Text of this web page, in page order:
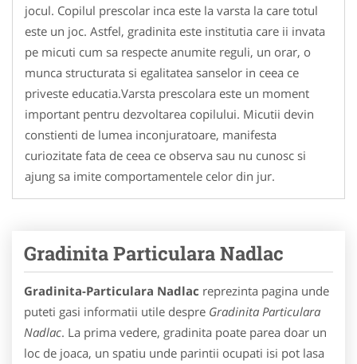
jocul. Copilul prescolar inca este la varsta la care totul
este un joc. Astfel, gradinita este institutia care ii invata
pe micuti cum sa respecte anumite reguli, un orar, o
munca structurata si egalitatea sanselor in ceea ce
priveste educatia.Varsta prescolara este un moment
important pentru dezvoltarea copilului. Micutii devin
constienti de lumea inconjuratoare, manifesta
curiozitate fata de ceea ce observa sau nu cunosc si
ajung sa imite comportamentele celor din jur.
Gradinita Particulara Nadlac
Gradinita-Particulara Nadlac reprezinta pagina unde
puteti gasi informatii utile despre Gradinita Particulara
Nadlac. La prima vedere, gradinita poate parea doar un
loc de joaca, un spatiu unde parintii ocupati isi pot lasa